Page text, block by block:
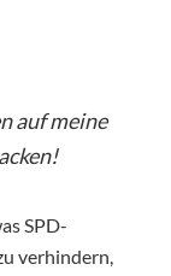
auf meine
SPD-
verhindern,